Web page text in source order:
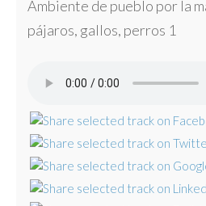
Ambiente de pueblo por la
pájaros, gallos, perros 1